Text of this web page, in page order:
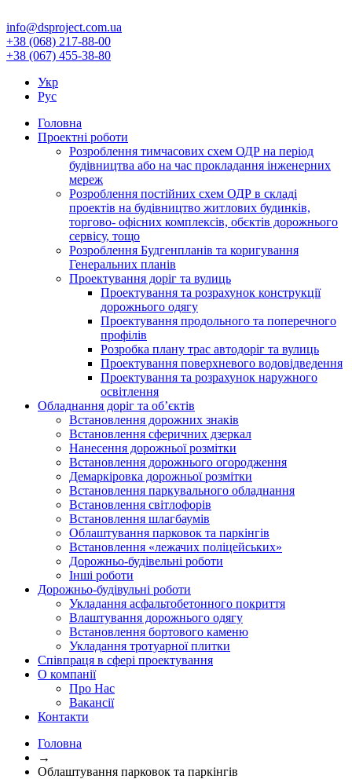
info@dsproject.com.ua
+38 (068) 217-88-00
+38 (067) 455-38-80
Укр
Рус
Головна
Проектні роботи
Розроблення тимчасових схем ОДР на період
будівництва або на час прокладання інженерних
мереж
Розроблення постійних схем ОДР в складі
проектів на будівництво житлових будинків,
торгово- офісних комплексів, обєктів дорожнього
сервісу, тощо
Розроблення Будгенпланів та коригування
Генеральних планів
Проектування доріг та вулиць
Проектування та розрахунок конструкції
дорожнього одягу
Проектування продольного та поперечного
профілів
Розробка плану трас автодоріг та вулиць
Проектування поверхневого водовідведення
Проектування та розрахунок наружного
освітлення
Обладнання доріг та об’єктів
Встановлення дорожних знаків
Встановлення сферичних дзеркал
Нанесення дорожньої розмітки
Встановлення дорожнього огородження
Демаркіровка дорожньої розмітки
Встановлення паркувального обладнання
Встановлення світлофорів
Встановлення шлагбаумів
Облаштування парковок та паркінгів
Встановлення «лежачих поліцейських»
Дорожньо-будівельні роботи
Інші роботи
Дорожньо-будівульні роботи
Укладання асфальтобетонного покриття
Влаштування дорожнього одягу
Встановлення бортового каменю
Укладання тротуарної плитки
Співпраця в сфері проектування
О компанії
Про Нас
Вакансії
Контакти
Головна
→
Облаштування парковок та паркінгів